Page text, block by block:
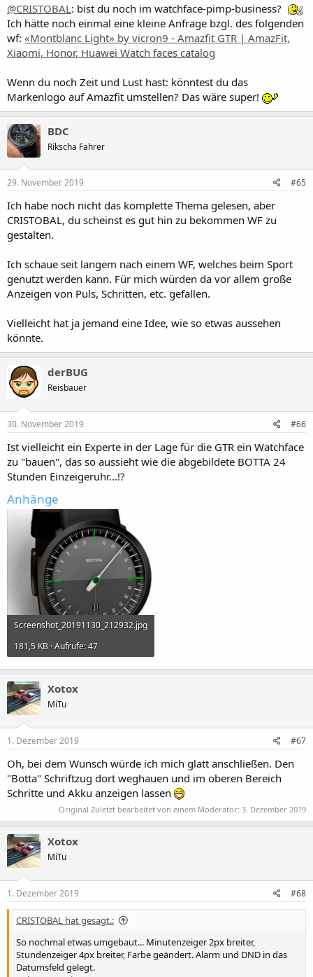
@CRISTOBAL: bist du noch im watchface-pimp-business?
Ich hätte noch einmal eine kleine Anfrage bzgl. des folgenden
wf: «Montblanc Light» by vicron9 - Amazfit GTR | AmazFit,
Xiaomi, Honor, Huawei Watch faces catalog
Wenn du noch Zeit und Lust hast: könntest du das
Markenlogo auf Amazfit umstellen? Das wäre super!
BDC
Rikscha Fahrer
29. November 2019 #65
Ich habe noch nicht das komplette Thema gelesen, aber
CRISTOBAL, du scheinst es gut hin zu bekommen WF zu
gestalten.
Ich schaue seit langem nach einem WF, welches beim Sport
genutzt werden kann. Für mich würden da vor allem große
Anzeigen von Puls, Schritten, etc. gefallen.
Vielleicht hat ja jemand eine Idee, wie so etwas aussehen
könnte.
derBUG
Reisbauer
30. November 2019 #66
Ist vielleicht ein Experte in der Lage für die GTR ein Watchface
zu "bauen", das so aussieht wie die abgebildete BOTTA 24
Stunden Einzeigeruhr...!?
Anhänge
Screenshot_20191130_212932.jpg
181,5 KB · Aufrufe: 47
Xotox
MiTu
1. Dezember 2019 #67
Oh, bei dem Wunsch würde ich mich glatt anschließen. Den
"Botta" Schriftzug dort weghauen und im oberen Bereich
Schritte und Akku anzeigen lassen
Original Zuletzt bearbeitet von einem Moderator: 3. Dezember 2019
Xotox
MiTu
1. Dezember 2019 #68
CRISTOBAL hat gesagt.:
So nochmal etwas umgebaut... Minutenzeiger 2px breiter,
Stundenzeiger 4px breiter, Farbe geändert. Alarm und DND in das
Datumsfeld gelegt.